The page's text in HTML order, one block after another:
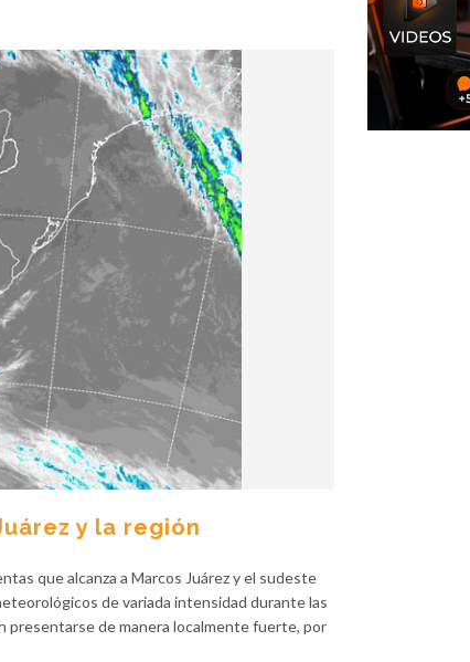
y la región
que alcanza a Marcos Juárez y el sudeste
de variada intensidad durante las
presentarse de manera localmente fuerte, por